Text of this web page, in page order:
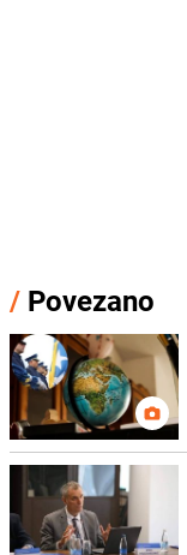
/ Povezano